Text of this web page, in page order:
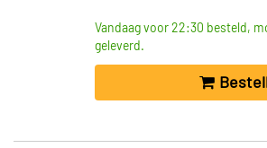
Vandaag voor 22:30 besteld,
geleverd.